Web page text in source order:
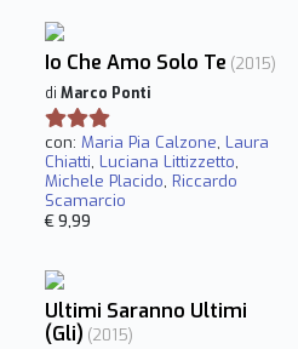
Io Che Amo Solo Te (2015)
di Marco Ponti
con: Maria Pia Calzone, Laura
Chiatti, Luciana Littizzetto,
Michele Placido, Riccardo
Scamarcio
€ 9,99
Ultimi Saranno Ultimi
(Gli) (2015)